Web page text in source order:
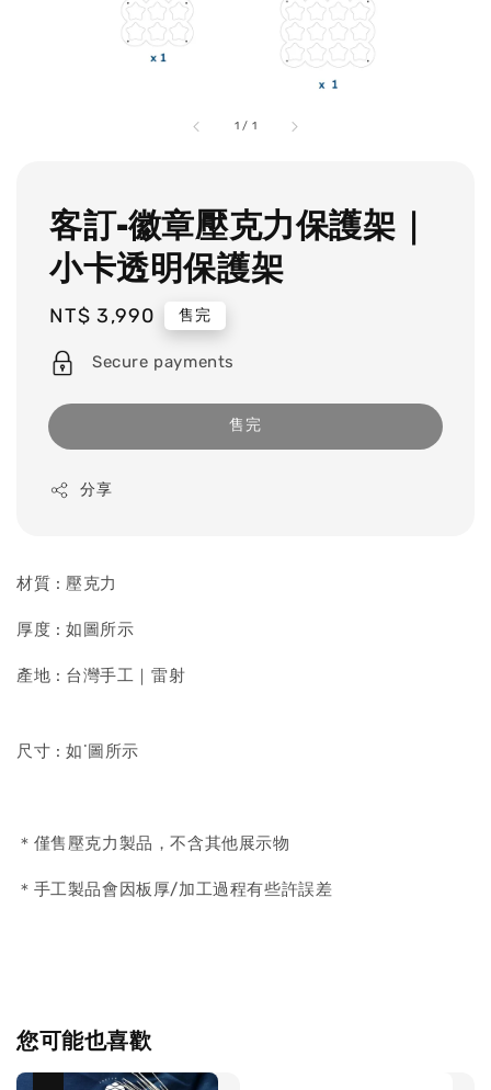
1 / 1
客訂-徽章壓克力保護架｜
小卡透明保護架
Regular
price
NT$ 3,990 售完
Secure payments
售完
分享
材質 : 壓克力
厚度 : 如圖所示
產地 : 台灣手工｜雷射
尺寸 : 如˙圖所示
＊僅售壓克力製品，不含其他展示物
＊手工製品會因板厚/加工過程有些許誤差
您可能也喜歡